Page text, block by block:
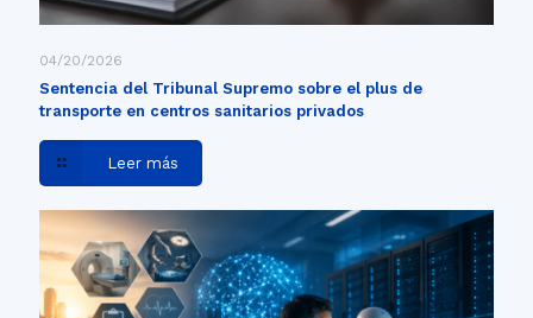
04/20/2026
Sentencia del Tribunal Supremo sobre el plus de
transporte en centros sanitarios privados
Leer más